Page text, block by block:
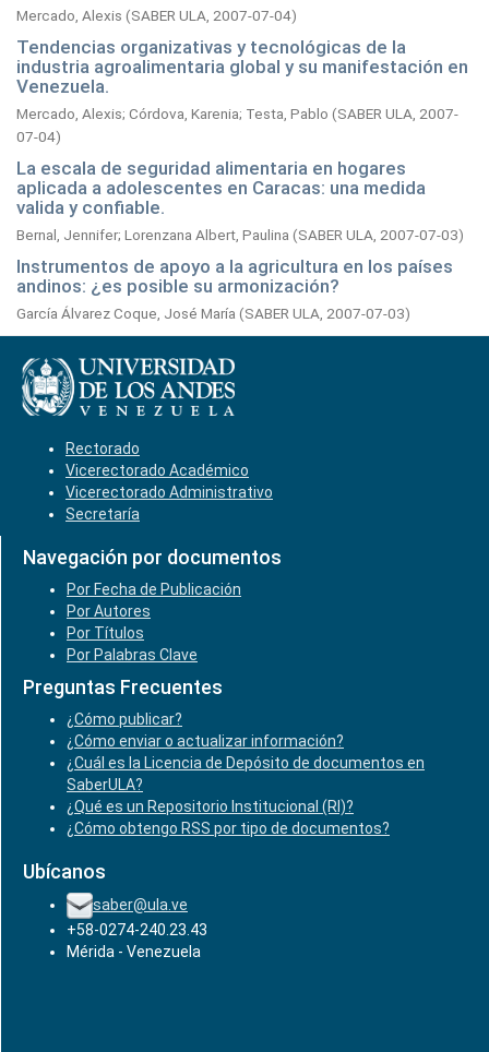
Mercado, Alexis (SABER ULA, 2007-07-04)
Tendencias organizativas y tecnológicas de la
industria agroalimentaria global y su manifestación en
Venezuela.
Mercado, Alexis; Córdova, Karenia; Testa, Pablo (SABER ULA, 2007-
07-04)
La escala de seguridad alimentaria en hogares
aplicada a adolescentes en Caracas: una medida
valida y confiable.
Bernal, Jennifer; Lorenzana Albert, Paulina (SABER ULA, 2007-07-03)
Instrumentos de apoyo a la agricultura en los países
andinos: ¿es posible su armonización?
García Álvarez Coque, José María (SABER ULA, 2007-07-03)
Rectorado
Vicerectorado Académico
Vicerectorado Administrativo
Secretaría
Navegación por documentos
Por Fecha de Publicación
Por Autores
Por Títulos
Por Palabras Clave
Preguntas Frecuentes
¿Cómo publicar?
¿Cómo enviar o actualizar información?
¿Cuál es la Licencia de Depósito de documentos en
SaberULA?
¿Qué es un Repositorio Institucional (RI)?
¿Cómo obtengo RSS por tipo de documentos?
Ubícanos
saber@ula.ve
+58-0274-240.23.43
Mérida - Venezuela